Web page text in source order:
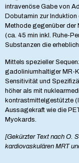
intravenöse Gabe von
Dobutamin zur
Methode gegenüber der
(ca. 45 min inkl. Ruhe-
Substanzen die
Mittels spezieller
gadoliniumhaltiger MR-
Sensitivität und
höher als mit
kontrastmittelgestützte
Aussagekraft wie die
Myokards.
[Gekürzter Text nach O.
kardiovaskulären MRT